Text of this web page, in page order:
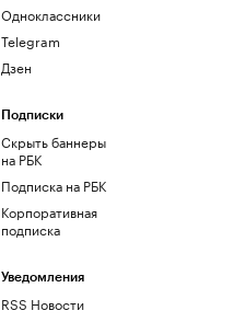
Одноклассники
Telegram
Дзен
Подписки
Скрыть баннеры
на РБК
Подписка на РБК
Корпоративная
подписка
Уведомления
RSS Новости